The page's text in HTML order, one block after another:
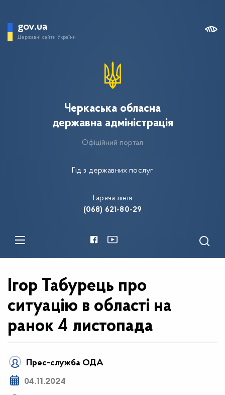
gov.ua
Державні сайти України
Гід з державних послуг
Черкаська обласна
державна адміністрація
Офіційний портал
Гаряча лінія
(068) 621-80-29
Ігор Табурець про
ситуацію в області на
ранок 4 листопада
Прес-служба ОДА
04.11.2024